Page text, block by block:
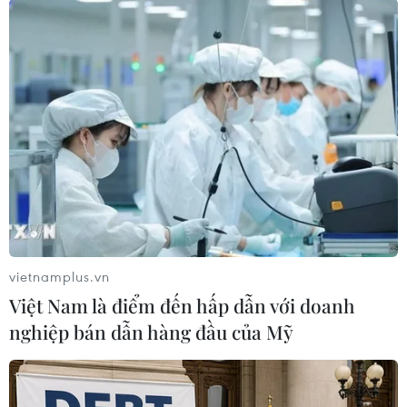
TIN LIÊN QUAN
vietnamplus.vn
Việt Nam là điểm đến hấp dẫn với doanh
nghiệp bán dẫn hàng đầu của Mỹ